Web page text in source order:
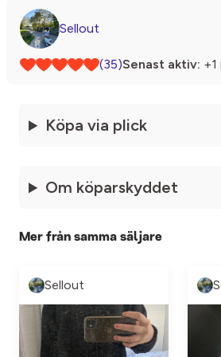
Sellout
(35)Senast aktiv: +1
Köpa via plick
Om köparskyddet
Mer från samma säljare
Sellout